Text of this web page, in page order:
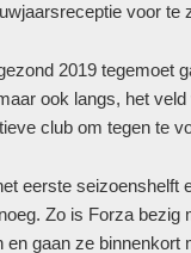
voor te
2019 tegemoet
ook langs, het
club om tegen te
eerste seizoenshelft
Zo is Forza
gaan ze